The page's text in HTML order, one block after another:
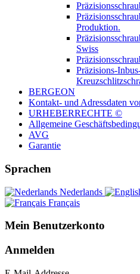
Produktion.
Swiss
Präzisions-
BERGEON
Kontakt- und Adressdaten
URHEBERRECHTE ©
Allgemeine
AVG
Garantie
Sprachen
Nederlands
Français
Mein Benutzerkonto
Anmelden